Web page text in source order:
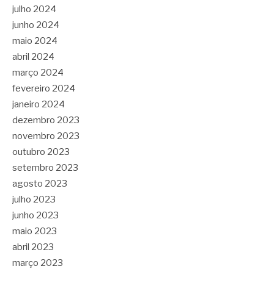
julho 2024
junho 2024
maio 2024
abril 2024
março 2024
fevereiro 2024
janeiro 2024
dezembro 2023
novembro 2023
outubro 2023
setembro 2023
agosto 2023
julho 2023
junho 2023
maio 2023
abril 2023
março 2023